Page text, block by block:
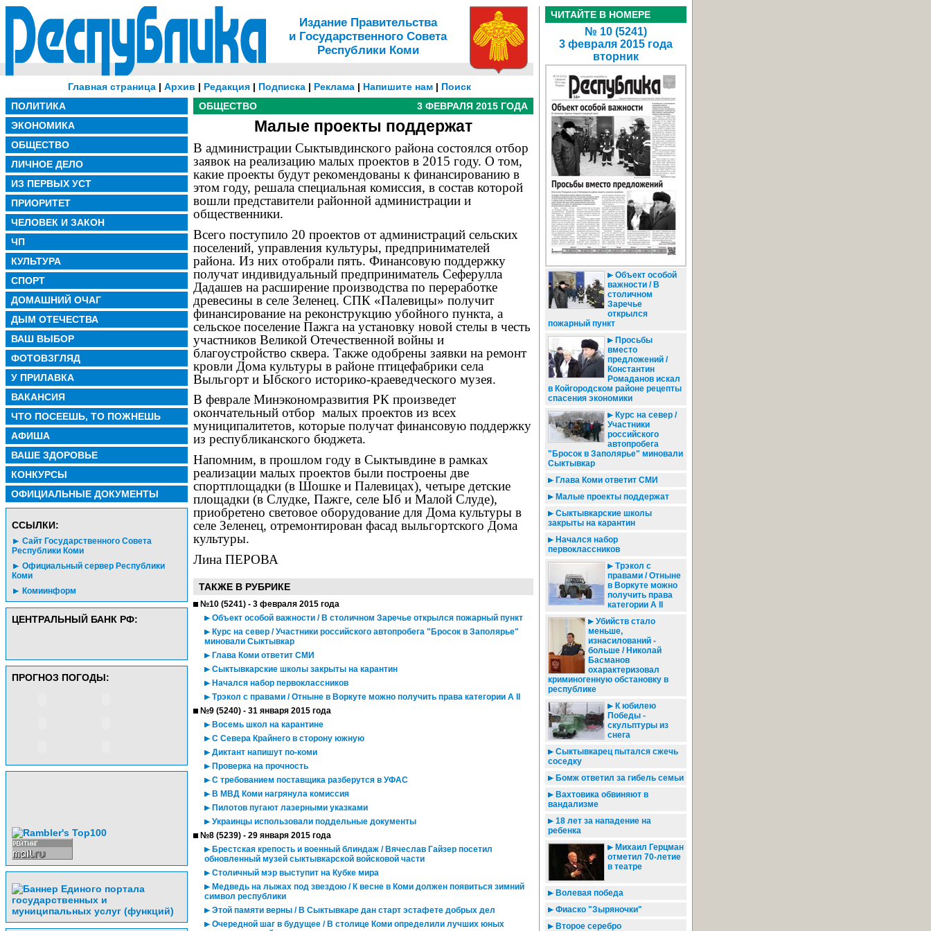
Издание Правительства
и Государственного Совета
Республики Коми
Главная страница | Архив | Редакция | Подписка | Реклама | Напишите нам | Поиск
ПОЛИТИКА
ЭКОНОМИКА
ОБЩЕСТВО
ЛИЧНОЕ ДЕЛО
ИЗ ПЕРВЫХ УСТ
ПРИОРИТЕТ
ЧЕЛОВЕК И ЗАКОН
ЧП
КУЛЬТУРА
СПОРТ
ДОМАШНИЙ ОЧАГ
ДЫМ ОТЕЧЕСТВА
ВАШ ВЫБОР
ФОТОВЗГЛЯД
У ПРИЛАВКА
ВАКАНСИЯ
ЧТО ПОСЕЕШЬ, ТО ПОЖНЕШЬ
АФИША
ВАШЕ ЗДОРОВЬЕ
КОНКУРСЫ
ОФИЦИАЛЬНЫЕ ДОКУМЕНТЫ
CСЫЛКИ:
Сайт Государственного Совета
Республики Коми
Официальный сервер Республики
Коми
Комиинформ
ЦЕНТРАЛЬНЫЙ БАНК РФ:
ПРОГНОЗ ПОГОДЫ:
ОБЩЕСТВО 3 ФЕВРАЛЯ 2015 ГОДА
Малые проекты поддержат
В администрации Сыктывдинского района состоялся отбор
заявок на реализацию малых проектов в 2015 году. О том,
какие проекты будут рекомендованы к финансированию в
этом году, решала специальная комиссия, в состав которой
вошли представители районной администрации и
общественники.
Всего поступило 20 проектов от администраций сельских
поселений, управления культуры, предпринимателей
района. Из них отобрали пять. Финансовую поддержку
получат индивидуальный предприниматель Сеферулла
Дадашев на расширение производства по переработке
древесины в селе Зеленец. СПК «Палевицы» получит
финансирование на реконструкцию убойного пункта, а
сельское поселение Пажга на установку новой стелы в честь
участников Великой Отечественной войны и
благоустройство сквера. Также одобрены заявки на ремонт
кровли Дома культуры в районе птицефабрики села
Выльгорт и Ыбского историко-краеведческого музея.
В феврале Минэкономразвития РК произведет
окончательный отбор малых проектов из всех
муниципалитетов, которые получат финансовую поддержку
из республиканского бюджета.
Напомним, в прошлом году в Сыктывдине в рамках
реализации малых проектов были построены две
спортплощадки (в Шошке и Палевицах), четыре детские
площадки (в Слудке, Пажге, селе Ыб и Малой Слуде),
приобретено световое оборудование для Дома культуры в
селе Зеленец, отремонтирован фасад выльгортского Дома
культуры.
Лина ПЕРОВА
ТАКЖЕ В РУБРИКЕ
№10 (5241) - 3 февраля 2015 года
Объект особой важности / В столичном Заречье открылся пожарный пункт
Курс на север / Участники российского автопробега "Бросок в Заполярье"
миновали Сыктывкар
Глава Коми ответит СМИ
Сыктывкарские школы закрыты на карантин
Начался набор первоклассников
Трэкол с правами / Отныне в Воркуте можно получить права категории А II
№9 (5240) - 31 января 2015 года
Восемь школ на карантине
С Севера Крайнего в сторону южную
Диктант напишут по-коми
Проверка на прочность
С требованием поставщика разберутся в УФАС
В МВД Коми нагрянула комиссия
Пилотов пугают лазерными указками
Украинцы использовали поддельные документы
№8 (5239) - 29 января 2015 года
Брестская крепость и военный блиндаж / Вячеслав Гайзер посетил
обновленный музей сыктывкарской войсковой части
Столичный мэр выступит на Кубке мира
Медведь на лыжах под звездою / К весне в Коми должен появиться зимний
символ республики
Этой памяти верны / В Сыктывкаре дан старт эстафете добрых дел
Очередной шаг в будущее / В столице Коми определили лучших юных
ЧИТАЙТЕ В НОМЕРЕ
№ 10 (5241)
3 февраля 2015 года
вторник
Объект особой
важности / В
столичном
Заречье
открылся
пожарный пункт
Просьбы
вместо
предложений /
Константин
Ромаданов искал
в Койгородском районе рецепты
спасения экономики
Курс на север /
Участники
российского
автопробега
"Бросок в Заполярье" миновали
Сыктывкар
Глава Коми ответит СМИ
Малые проекты поддержат
Сыктывкарские школы
закрыты на карантин
Начался набор
первоклассников
Трэкол с
правами / Отныне
в Воркуте можно
получить права
категории А II
Убийств стало
меньше,
изнасилований -
больше / Николай
Басманов
охарактеризовал
криминогенную обстановку в
республике
К юбилею
Победы -
скульптуры из
снега
Сыктывкарец пытался сжечь
соседку
Бомж ответил за гибель семьи
Вахтовика обвиняют в
вандализме
18 лет за нападение на
ребенка
Михаил Герцман
отметил 70-летие
в театре
Волевая победа
Фиаско "Зыряночки"
Второе серебро